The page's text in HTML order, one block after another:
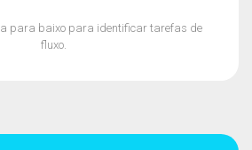
para baixo para identificar tarefas de
fluxo.